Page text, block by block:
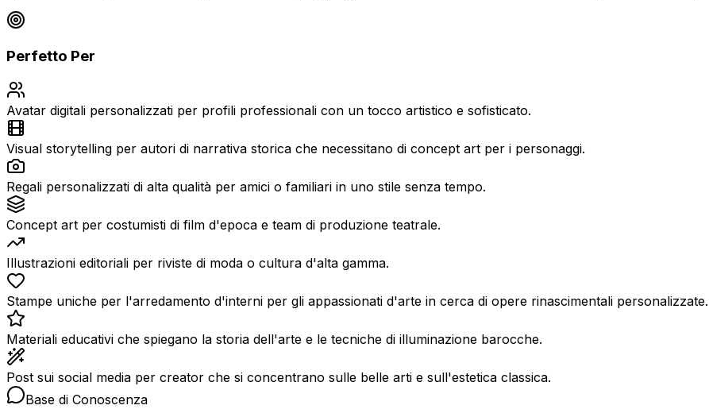
Perfetto Per
Avatar digitali personalizzati per profili professionali con un tocco artistico e sofisticato.
Visual storytelling per autori di narrativa storica che necessitano di concept art per i personaggi.
Regali personalizzati di alta qualità per amici o familiari in uno stile senza tempo.
Concept art per costumisti di film d'epoca e team di produzione teatrale.
Illustrazioni editoriali per riviste di moda o cultura d'alta gamma.
Stampe uniche per l'arredamento d'interni per gli appassionati d'arte in cerca di opere rinascimentali personalizzate.
Materiali educativi che spiegano la storia dell'arte e le tecniche di illuminazione barocche.
Post sui social media per creator che si concentrano sulle belle arti e sull'estetica classica.
Base di Conoscenza